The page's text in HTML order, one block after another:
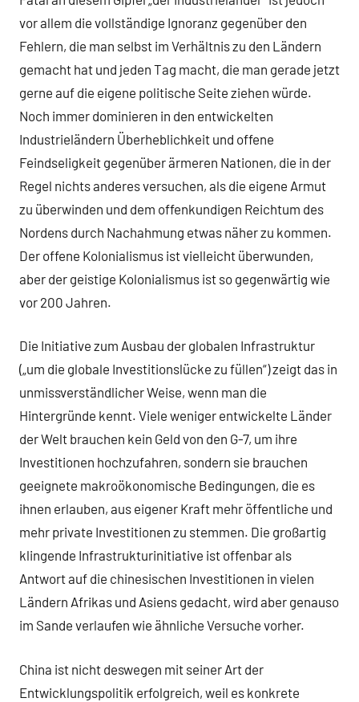
vor allem die vollständige Ignoranz gegenüber den
Fehlern, die man selbst im Verhältnis zu den Ländern
gemacht hat und jeden Tag macht, die man gerade jetzt
gerne auf die eigene politische Seite ziehen würde.
Noch immer dominieren in den entwickelten
Industrieländern Überheblichkeit und offene
Feindseligkeit gegenüber ärmeren Nationen, die in der
Regel nichts anderes versuchen, als die eigene Armut
zu überwinden und dem offenkundigen Reichtum des
Nordens durch Nachahmung etwas näher zu kommen.
Der offene Kolonialismus ist vielleicht überwunden,
aber der geistige Kolonialismus ist so gegenwärtig wie
vor 200 Jahren.
Die Initiative zum Ausbau der globalen Infrastruktur
(„um die globale Investitionslücke zu füllen“) zeigt das in
unmissverständlicher Weise, wenn man die
Hintergründe kennt. Viele weniger entwickelte Länder
der Welt brauchen kein Geld von den G-7, um ihre
Investitionen hochzufahren, sondern sie brauchen
geeignete makroökonomische Bedingungen, die es
ihnen erlauben, aus eigener Kraft mehr öffentliche und
mehr private Investitionen zu stemmen. Die großartig
klingende Infrastrukturinitiative ist offenbar als
Antwort auf die chinesischen Investitionen in vielen
Ländern Afrikas und Asiens gedacht, wird aber genauso
im Sande verlaufen wie ähnliche Versuche vorher.
China ist nicht deswegen mit seiner Art der
Entwicklungspolitik erfolgreich, weil es konkrete